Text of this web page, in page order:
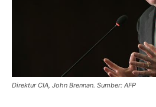
Direktur CIA, John Brennan. Sumber: AFP